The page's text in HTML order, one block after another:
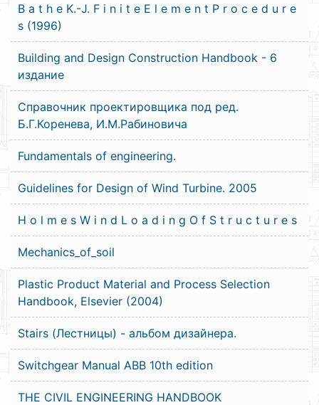
B a t h e K.-J. F i n i t e E l e m e n t P r o c e d u r e
s (1996)
Building and Design Construction Handbook - 6
издание
Cправочник проектировщика под ред.
Б.Г.Коренева, И.М.Рабиновича
Fundamentals of engineering.
Guidelines for Design of Wind Turbine. 2005
H o l m e s W i n d L o a d i n g O f S t r u c t u r e s
Mechanics_of_soil
Plastic Product Material and Process Selection
Handbook, Elsevier (2004)
Stairs (Лестницы) - альбом дизайнера.
Switchgear Manual ABB 10th edition
THE CIVIL ENGINEERING HANDBOOK